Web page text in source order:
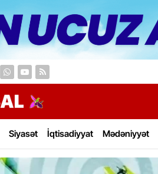
Siyasət İqtisadiyyat Mədəniyyət